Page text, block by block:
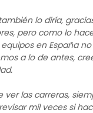
lo diría,
pero como lo
en España
a lo de antes,
las carreras,
mil veces si